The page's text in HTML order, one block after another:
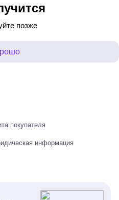
позже
покупателя
информация